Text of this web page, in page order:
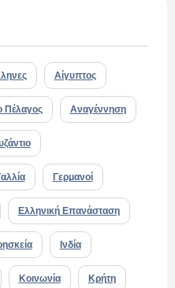
Αίγυπτος
Πέλαγος Αναγέννηση
Γερμανοί
Ελληνική Επανάσταση
Ινδία
Κοινωνία Κρήτη